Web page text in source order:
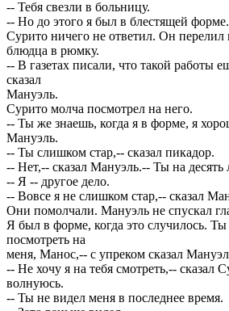
-- Тебя свезли в больницу.
-- Но до этого я был в блестящей форме.
Сурито ничего не ответил. Он перелил
блюдца в рюмку.
-- В газетах писали, что такой работы
сказал
Мануэль.
Сурито молча посмотрел на него.
-- Ты же знаешь, когда я в форме, я
Мануэль.
-- Ты слишком стар,-- сказал пикадор.
-- Нет,-- сказал Мануэль.-- Ты на десять
-- Я -- другое дело.
-- Вовсе я не слишком стар,-- сказал
Они помолчали. Мануэль не спускал
Я был в форме, когда это случилось.
посмотреть на
меня, Манос,-- с упреком сказал
-- Не хочу я на тебя смотреть,-- сказал
волнуюсь.
-- Ты не видел меня в последнее время.